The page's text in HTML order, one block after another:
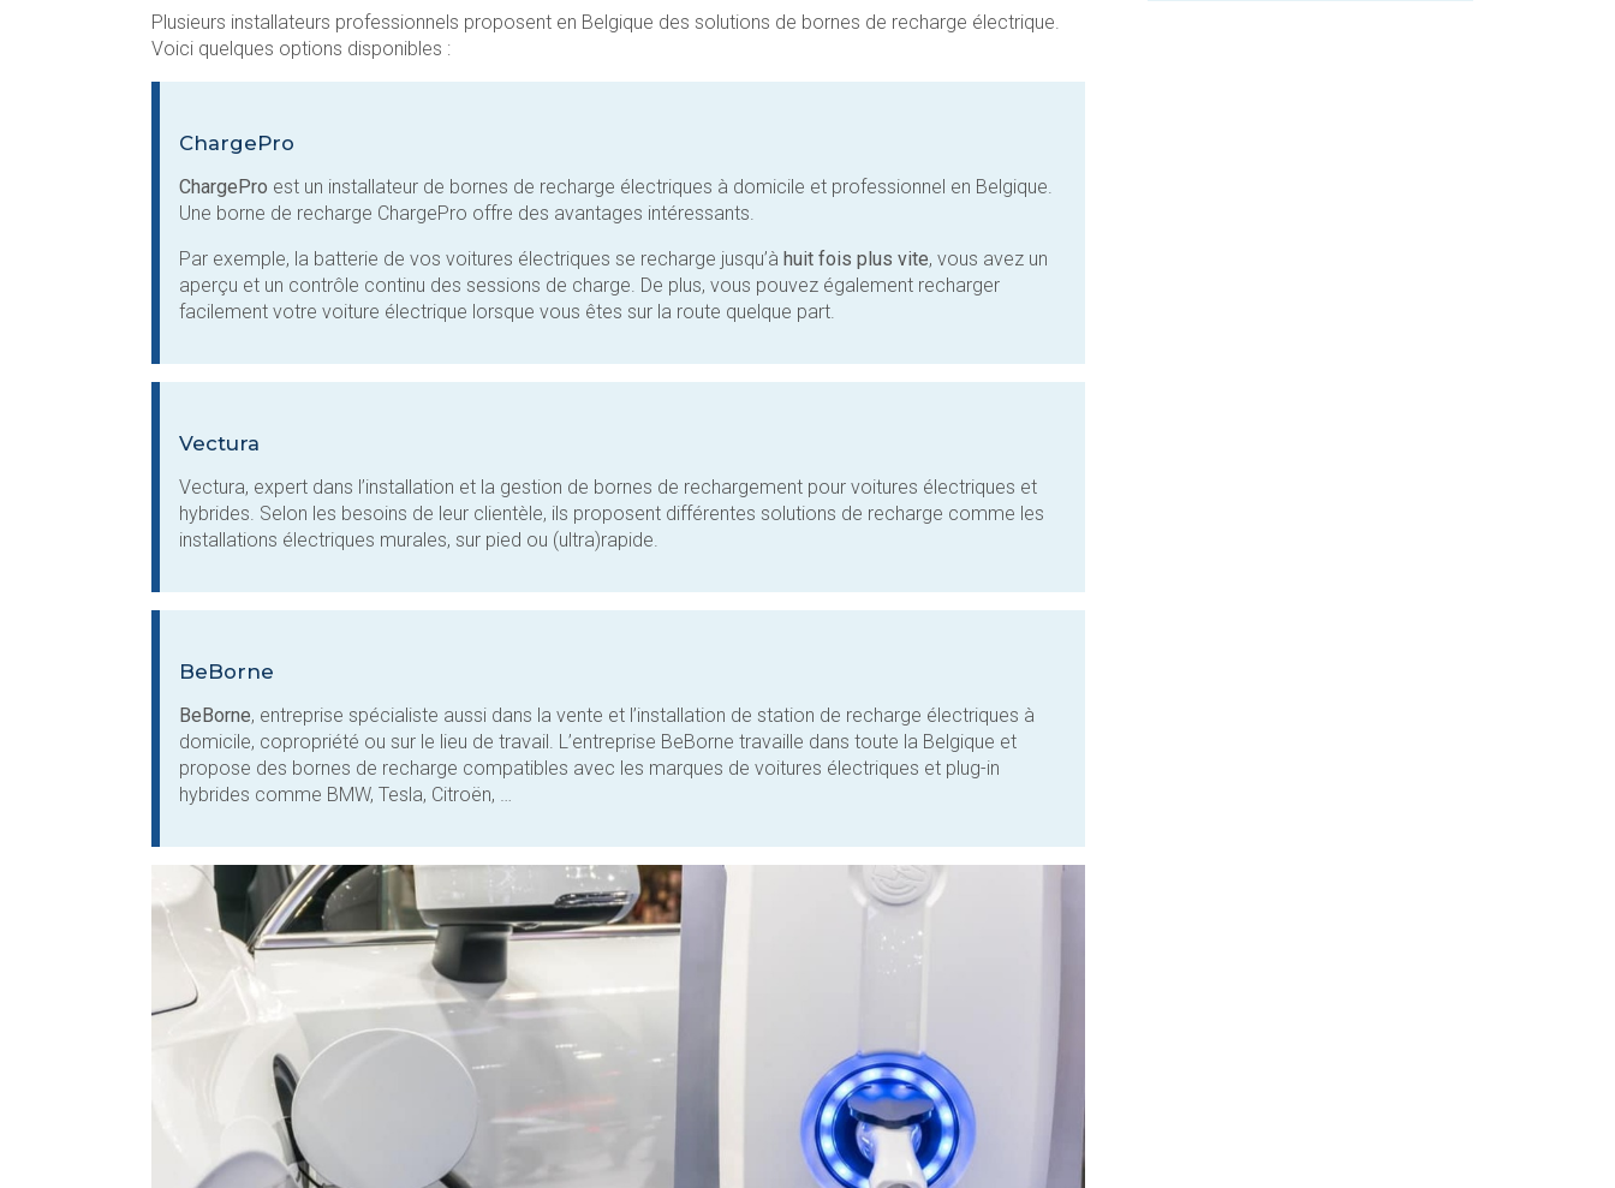
Plusieurs installateurs professionnels proposent en Belgique des solutions de bornes de recharge électrique.
Voici quelques options disponibles :
ChargePro
ChargePro est un installateur de bornes de recharge électriques à domicile et professionnel en Belgique.
Une borne de recharge ChargePro offre des avantages intéressants.
Par exemple, la batterie de vos voitures électriques se recharge jusqu’à huit fois plus vite, vous avez un
aperçu et un contrôle continu des sessions de charge. De plus, vous pouvez également recharger
facilement votre voiture électrique lorsque vous êtes sur la route quelque part.
Vectura
Vectura, expert dans l’installation et la gestion de bornes de rechargement pour voitures électriques et
hybrides. Selon les besoins de leur clientèle, ils proposent différentes solutions de recharge comme les
installations électriques murales, sur pied ou (ultra)rapide.
BeBorne
BeBorne, entreprise spécialiste aussi dans la vente et l’installation de station de recharge électriques à
domicile, copropriété ou sur le lieu de travail. L’entreprise BeBorne travaille dans toute la Belgique et
propose des bornes de recharge compatibles avec les marques de voitures électriques et plug-in
hybrides comme BMW, Tesla, Citroën, …